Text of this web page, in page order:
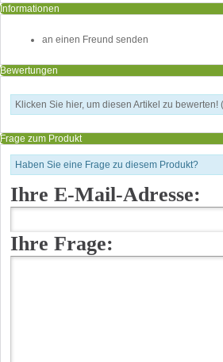
Informationen
an einen Freund senden
Bewertungen
Klicken Sie hier, um diesen Artikel zu
Frage zum Produkt
Haben Sie eine Frage zu diesem Produkt?
Ihre E-Mail-Adresse:
Ihre Frage: